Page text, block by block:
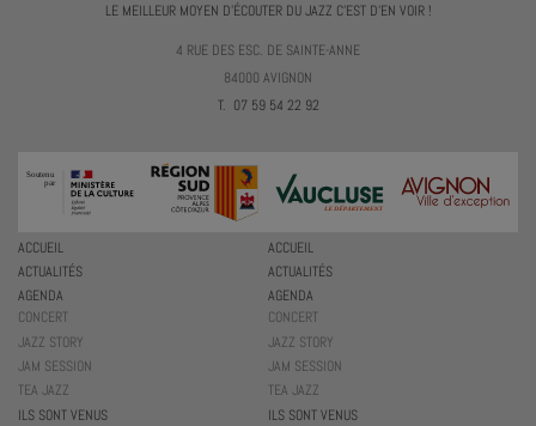
LE MEILLEUR MOYEN D'ÉCOUTER DU JAZZ C'EST D'EN VOIR !
4 RUE DES ESC. DE SAINTE-ANNE
84000 AVIGNON
T. 07 59 54 22 92
ACCUEIL
ACTUALITÉS
AGENDA
CONCERT
JAZZ STORY
JAM SESSION
TEA JAZZ
ILS SONT VENUS
ACCUEIL
ACTUALITÉS
AGENDA
CONCERT
JAZZ STORY
JAM SESSION
TEA JAZZ
ILS SONT VENUS